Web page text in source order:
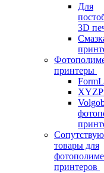
Для
3D
принтеры
товары для
принтеров